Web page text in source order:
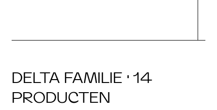
DELTA FAMILIE · 14
PRODUCTEN